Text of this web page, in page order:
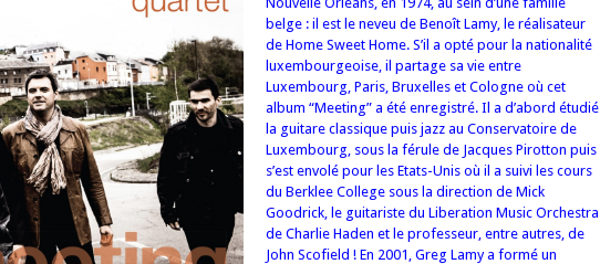
belge : il est le neveu de Benoît Lamy, le réalisateur
de Home Sweet Home. S’il a opté pour la nationalité
luxembourgeoise, il partage sa vie entre
Luxembourg, Paris, Bruxelles et Cologne où cet
album “Meeting” a été enregistré. Il a d’abord étudié
la guitare classique puis jazz au Conservatoire de
Luxembourg, sous la férule de Jacques Pirotton puis
s’est envolé pour les Etats-Unis où il a suivi les cours
du Berklee College sous la direction de Mick
Goodrick, le guitariste du Liberation Music Orchestra
de Charlie Haden et le professeur, entre autres, de
John Scofield ! En 2001, Greg Lamy a formé un